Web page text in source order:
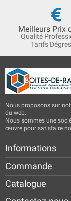
Meilleurs Prix
Qualité
Tarifs
Nous proposons sur
du web.
Nous sommes une
œuvre pour satisfaire
Informations
Commande
Catalogue